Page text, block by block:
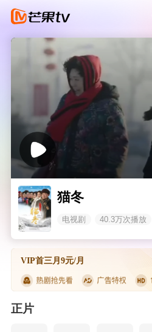
猫冬
电视剧 40.3万次播放
VIP首三月9元/月
正片